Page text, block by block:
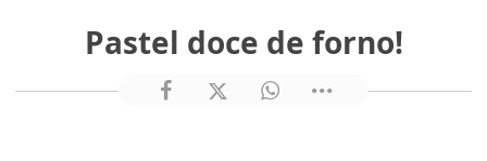
Pastel doce de forno!